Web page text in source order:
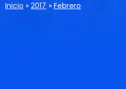
Inicio 2017 Febrero